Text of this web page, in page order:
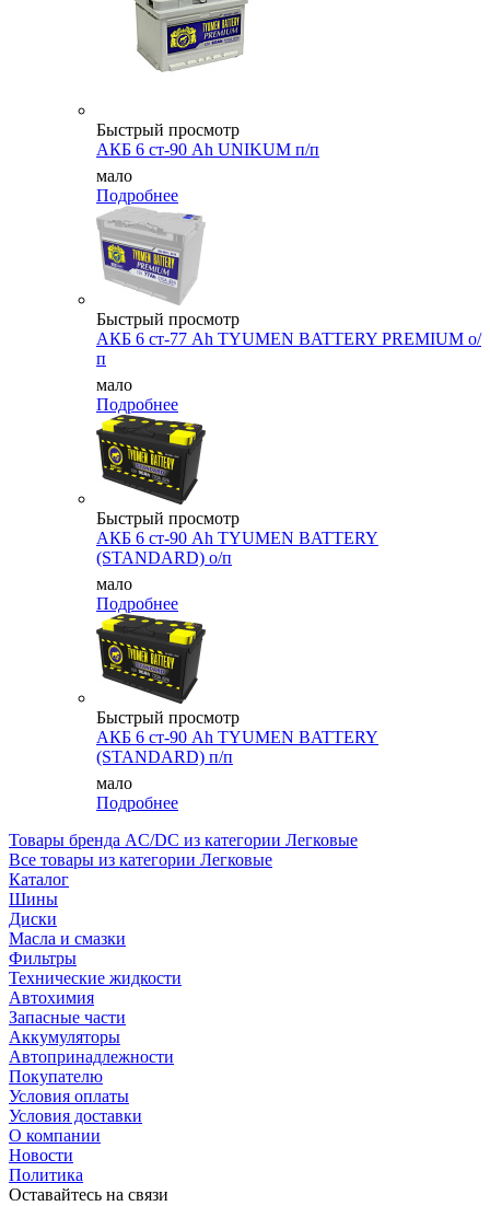
Быстрый просмотр
АКБ 6 ст-90 Ah UNIKUM п/п
мало
Подробнее
Быстрый просмотр
АКБ 6 ст-77 Ah TYUMEN BATTERY PREMIUM о/
п
мало
Подробнее
Быстрый просмотр
АКБ 6 ст-90 Аh TYUMEN BATTERY
(STANDARD) о/п
мало
Подробнее
Быстрый просмотр
АКБ 6 ст-90 Аh TYUMEN BATTERY
(STANDARD) п/п
мало
Подробнее
Товары бренда AC/DC из категории Легковые
Все товары из категории Легковые
Каталог
Шины
Диски
Масла и смазки
Фильтры
Технические жидкости
Автохимия
Запасные части
Аккумуляторы
Автопринадлежности
Покупателю
Условия оплаты
Условия доставки
О компании
Новости
Политика
Оставайтесь на связи